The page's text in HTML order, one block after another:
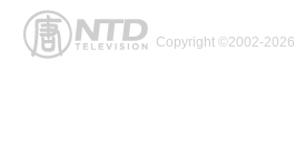
Copyright ©2002-2026